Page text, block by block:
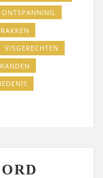
ONTSPANNING
VISGERECHTEN